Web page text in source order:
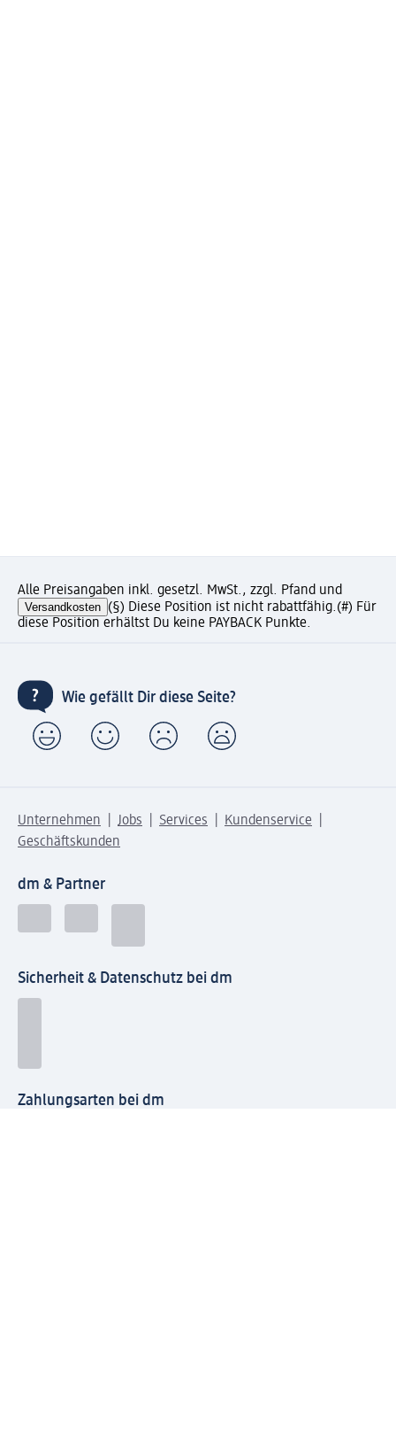
Alle Preisangaben inkl. gesetzl. MwSt., zzgl. Pfand und
Versandkosten (§) Diese Position ist nicht rabattfähig.(#) Für
diese Position erhältst Du keine PAYBACK Punkte.
Wie gefällt Dir diese Seite?
Unternehmen Jobs Services
Kundenservice
Geschäftskunden
dm & Partner
Sicherheit & Datenschutz bei dm
Zahlungsarten bei dm